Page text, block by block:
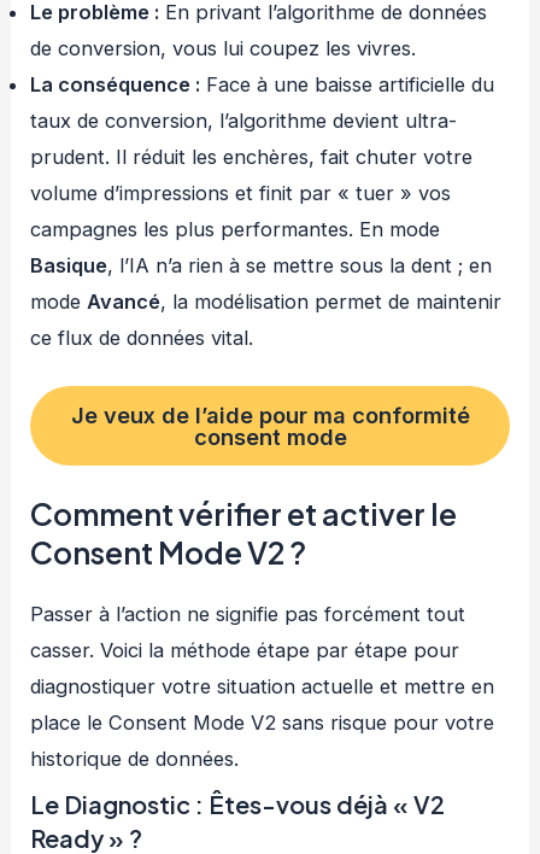
Le problème : En privant l’algorithme de données
de conversion, vous lui coupez les vivres.
La conséquence : Face à une baisse artificielle du
taux de conversion, l’algorithme devient ultra-
prudent. Il réduit les enchères, fait chuter votre
volume d’impressions et finit par « tuer » vos
campagnes les plus performantes. En mode
Basique, l’IA n’a rien à se mettre sous la dent ; en
modeAvancé, la modélisation permet de maintenir
ce flux de données vital.
Je veux de l’aide pour ma conformité
consent mode
Comment vérifier et activer le
Consent Mode V2 ?
Passer à l’action ne signifie pas forcément tout
casser. Voici la méthode étape par étape pour
diagnostiquer votre situation actuelle et mettre en
place le Consent Mode V2 sans risque pour votre
historique de données.
Le Diagnostic : Êtes-vous déjà « V2
Ready » ?